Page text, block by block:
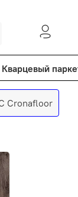
Кварцевый
Cronafloor